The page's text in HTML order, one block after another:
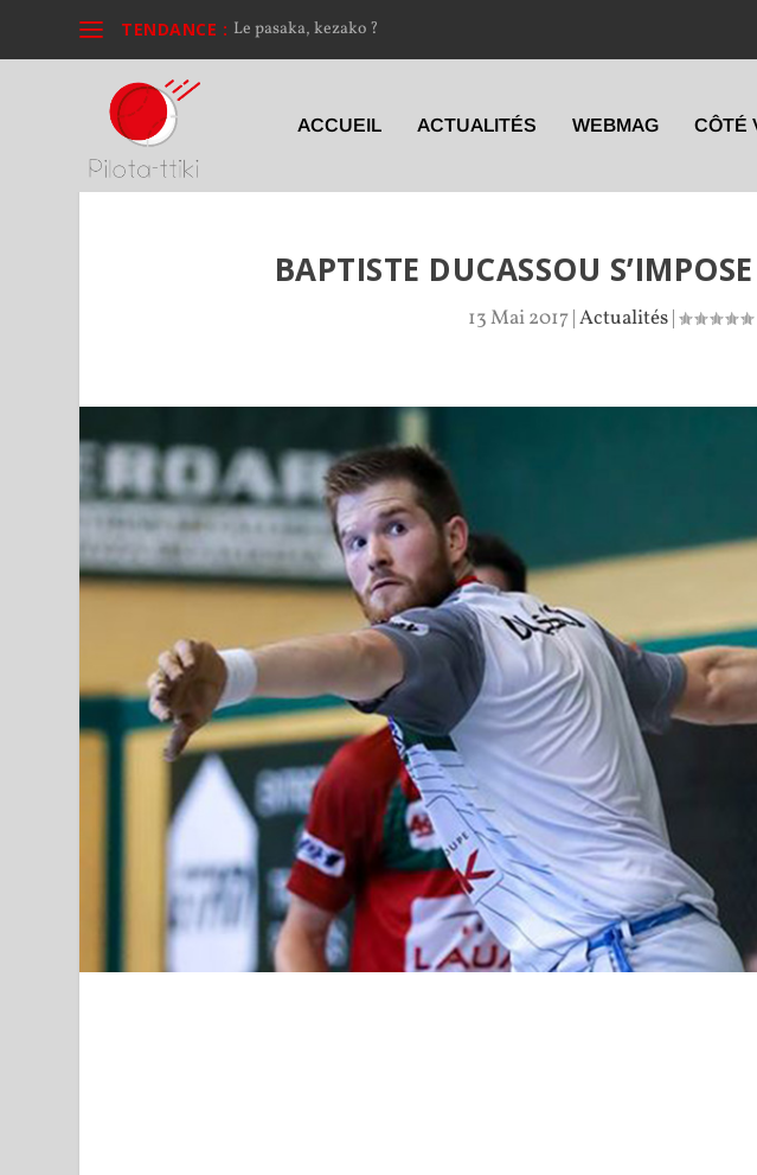
TENDANCE : Le pasaka, kezako ?
ACCUEIL ACTUALITÉS WEBMAG CÔTÉ
BAPTISTE DUCASSOU
13 Mai 2017|Actualités|